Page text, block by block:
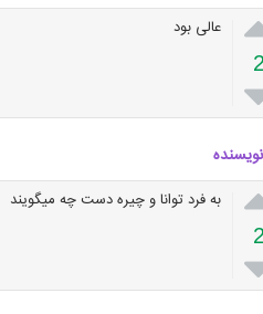
2
عالی بود
نویسنده
2
به فرد توانا و چیره دست چه میگویند